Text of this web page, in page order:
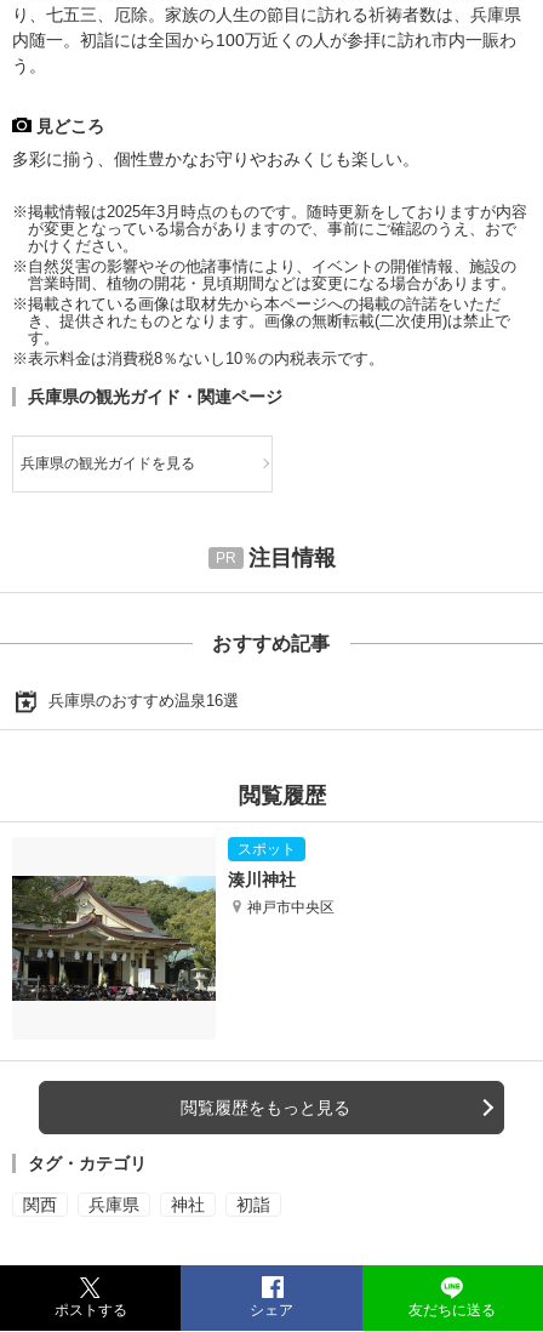
り、七五三、厄除。家族の人生の節目に訪れる祈祷者数は、兵庫県
内随一。初詣には全国から100万近くの人が参拝に訪れ市内一賑わ
う。
見どころ
多彩に揃う、個性豊かなお守りやおみくじも楽しい。
※掲載情報は2025年3月時点のものです。随時更新をしておりますが内容
が変更となっている場合がありますので、事前にご確認のうえ、おで
かけください。
※自然災害の影響やその他諸事情により、イベントの開催情報、施設の
営業時間、植物の開花・見頃期間などは変更になる場合があります。
※掲載されている画像は取材先から本ページへの掲載の許諾をいただ
き、提供されたものとなります。画像の無断転載(二次使用)は禁止で
す。
※表示料金は消費税8％ないし10％の内税表示です。
兵庫県の観光ガイド・関連ページ
兵庫県の観光ガイドを見る
注目情報
おすすめ記事
兵庫県のおすすめ温泉16選
閲覧履歴
湊川神社
神戸市中央区
閲覧履歴をもっと見る
タグ・カテゴリ
関西 兵庫県 神社 初詣
ポストする シェア 友だちに送る